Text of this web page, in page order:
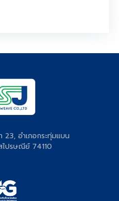
อำเภอกระทุ่มแบน
ไปรษณีย์ 74110